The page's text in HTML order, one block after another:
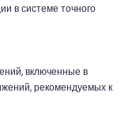
в системе точного
включенные в
рекомендуемых к